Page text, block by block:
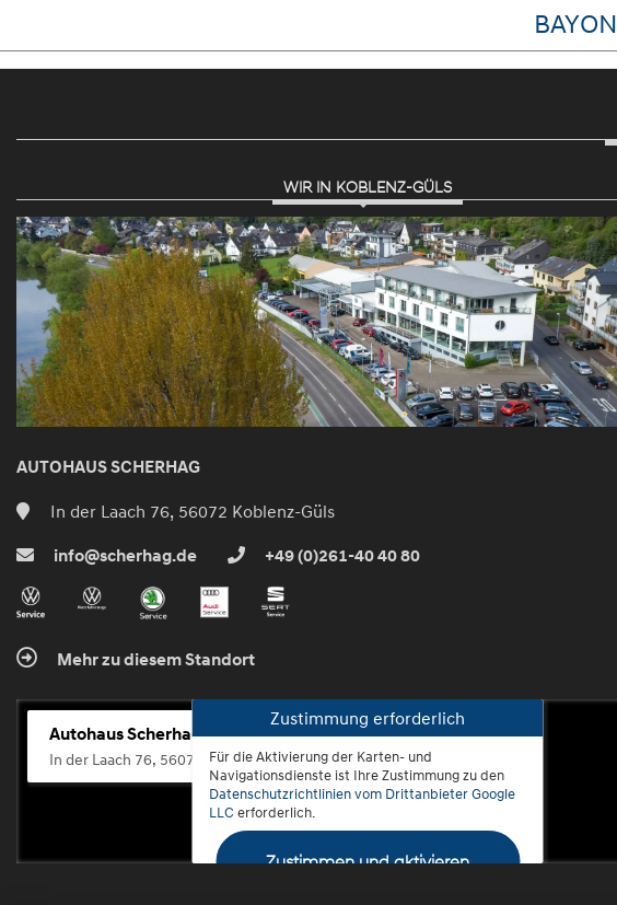
WIR IN KOBLENZ-GÜLS
AUTOHAUS SCHERHAG
In der Laach 76, 56072 Koblenz-Güls
info@scherhag.de +49 (0)261-40 40 80
Mehr zu diesem Standort
Autohaus Scherhag
In der Laach 76, 56072 Koblenz-Güls
Zustimmung erforderlich
Für die Aktivierung der Karten- und
Navigationsdienste ist Ihre Zustimmung zu den
Datenschutzrichtlinien vom Drittanbieter Google
LLC erforderlich.
Zustimmen und aktivieren